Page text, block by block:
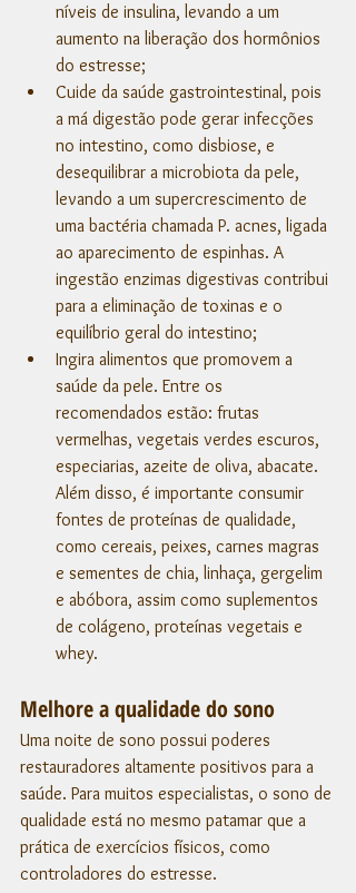
níveis de insulina, levando a um
aumento na liberação dos hormônios
do estresse;
Cuide da saúde gastrointestinal, pois
a má digestão pode gerar infecções
no intestino, como disbiose, e
desequilibrar a microbiota da pele,
levando a um supercrescimento de
uma bactéria chamada P. acnes, ligada
ao aparecimento de espinhas. A
ingestão enzimas digestivas contribui
para a eliminação de toxinas e o
equilíbrio geral do intestino;
Ingira alimentos que promovem a
saúde da pele. Entre os
recomendados estão: frutas
vermelhas, vegetais verdes escuros,
especiarias, azeite de oliva, abacate.
Além disso, é importante consumir
fontes de proteínas de qualidade,
como cereais, peixes, carnes magras
e sementes de chia, linhaça, gergelim
e abóbora, assim como suplementos
de colágeno, proteínas vegetais e
whey.
Melhore a qualidade do sono
Uma noite de sono possui poderes
restauradores altamente positivos para a
saúde. Para muitos especialistas, o sono de
qualidade está no mesmo patamar que a
prática de exercícios físicos, como
controladores do estresse.